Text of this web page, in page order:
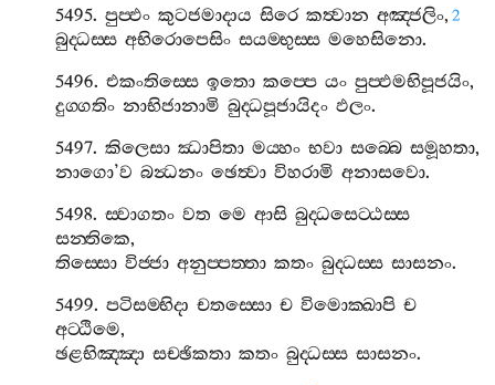
5495.පුප‍්ඵං කුටජමාදාය සිරෙ කත්‍වාන අඤ‍්ජලිං, 2
බුද‍්ධස‍්ස අභිරොපෙසිං සයම‍්භුස‍්ස මහෙසිනො.
5496.එකංතිස‍්සෙ ඉතො කප‍්පෙ යං පුප‍්ඵමභිපූජයිං,
දුග‍්ගතිං නාභිජානාමි බුද‍්ධපූජායිදං ඵලං.
5497.කිලෙසා ඣාපිතා මය‍්හං භවා සබ‍්බෙ සමූහතා,
නාගො’ව බන්‍ධනං ඡෙත්‍වා විහරාමි අනාසවො.
5498.ස‍්වාගතං වත මෙ ආසි බුද‍්ධසෙට‍්ඨස‍්ස
සන‍්තිකෙ,
තිස‍්සො විජ‍්ජා අනුප‍්පත‍්තා කතං බුද‍්ධස‍්ස සාසනං.
5499.පටිසම‍්භිදා චතස‍්සො ච විමොක‍්ඛාපි ච
අට‍්ඨිමෙ,
ඡළභිඤ‍්ඤා සච‍්ඡිකතා කතං බුද‍්ධස‍්ස සාසනං.